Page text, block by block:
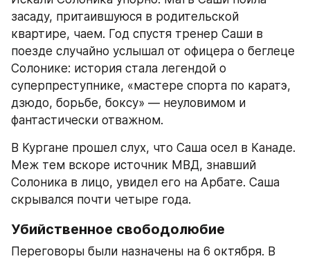
засаду, притаившуюся в родительской
квартире, чаем. Год спустя тренер Саши в
поезде случайно услышал от офицера о беглеце
Солонике: история стала легендой о
суперпреступнике, «мастере спорта по каратэ,
дзюдо, борьбе, боксу» — неуловимом и
фантастически отважном.
В Кургане прошел слух, что Саша осел в Канаде.
Меж тем вскоре источник МВД, знавший
Солоника в лицо, увидел его на Арбате. Саша
скрывался почти четыре года.
Убийственное свободолюбие
Переговоры были назначены на 6 октября. В